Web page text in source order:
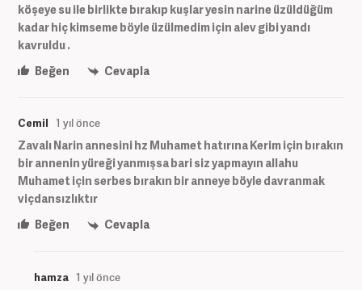
köşeye su ile birlikte bırakıp kuşlar yesin narine üzüldüğüm
kadar hiç kimseme böyle üzülmedim için alev gibi yandı
kavruldu .
Beğen
Cevapla
Cemil 1 yıl önce
Zavalı Narin annesini hz Muhamet hatırına Kerim için bırakın
bir annenin yüreği yanmışsa bari siz yapmayın allahu
Muhamet için serbes bırakın bir anneye böyle davranmak
viçdansızlıktır
Beğen
Cevapla
hamza 1 yıl önce